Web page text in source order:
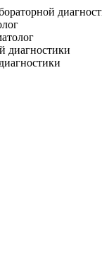
диагностики